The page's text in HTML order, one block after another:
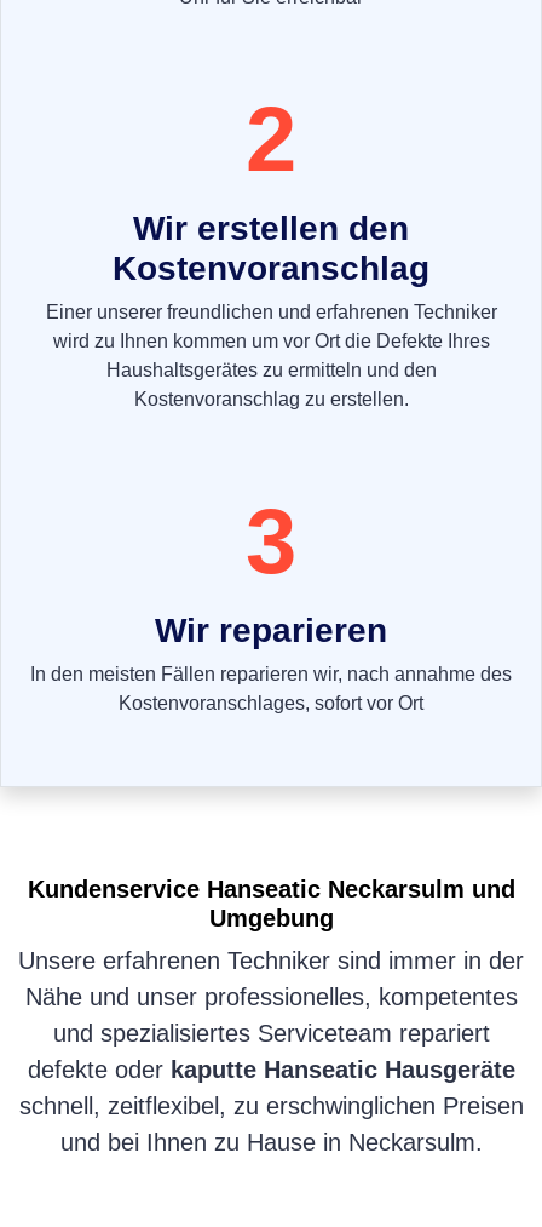
2
Wir erstellen den
Kostenvoranschlag
Einer unserer freundlichen und erfahrenen Techniker
wird zu Ihnen kommen um vor Ort die Defekte Ihres
Haushaltsgerätes zu ermitteln und den
Kostenvoranschlag zu erstellen.
3
Wir reparieren
In den meisten Fällen reparieren wir, nach annahme des
Kostenvoranschlages, sofort vor Ort
Kundenservice HanseaticNeckarsulm und
Umgebung
Unsere erfahrenen Techniker sind immer in der
Nähe und unser professionelles, kompetentes
und spezialisiertes Serviceteam repariert
defekte oder kaputte Hanseatic Hausgeräte
schnell, zeitflexibel, zu erschwinglichen Preisen
und bei Ihnen zu Hause in Neckarsulm.